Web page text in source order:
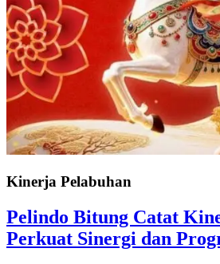
Kinerja Pelabuhan
Pelindo Bitung Catat
Perkuat Sinergi dan